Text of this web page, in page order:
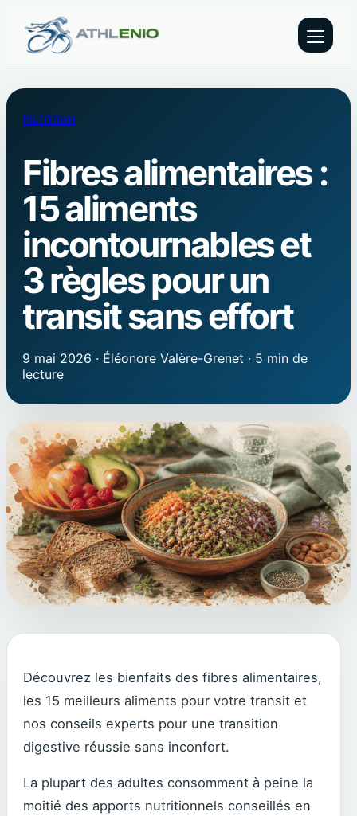
Nutrition
Fibres alimentaires :
15 aliments
incontournables et
3 règles pour un
transit sans effort
9 mai 2026 · Éléonore Valère-Grenet · 5 min de
lecture
Découvrez les bienfaits des fibres alimentaires,
les 15 meilleurs aliments pour votre transit et
nos conseils experts pour une transition
digestive réussie sans inconfort.
La plupart des adultes consomment à peine la
moitié des apports nutritionnels conseillés en